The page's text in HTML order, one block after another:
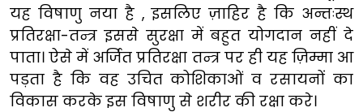
यह विषाणु नया है , इसलिए ज़ाहिर है कि अन्तःस्थ
प्रतिरक्षा-तन्त्र इससे सुरक्षा में बहुत योगदान नहीं दे
पाता। ऐसे में अर्जित प्रतिरक्षा तन्त्र पर ही यह ज़िम्मा आ
पड़ता है कि वह उचित कोशिकाओं व रसायनों का
विकास करके इस विषाणु से शरीर की रक्षा करे।